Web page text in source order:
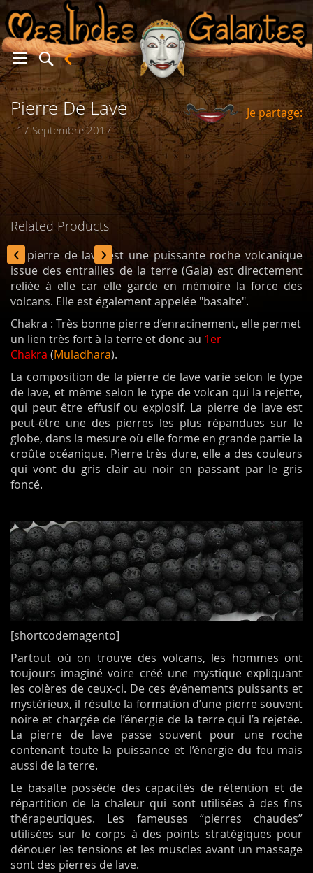
Pierre De Lave
- 17 Septembre 2017 -
Je partage:
Related Products
‹ ›
La pierre de lave est une puissante roche volcanique
issue des entrailles de la terre (Gaia) est directement
reliée à elle car elle garde en mémoire la force des
volcans. Elle est également appelée "basalte".
Chakra : Très bonne pierre d’enracinement, elle permet
un lien très fort à la terre et donc au 1er
Chakra (Muladhara).
La composition de la pierre de lave varie selon le type
de lave, et même selon le type de volcan qui la rejette,
qui peut être effusif ou explosif. La pierre de lave est
peut-être une des pierres les plus répandues sur le
globe, dans la mesure où elle forme en grande partie la
croûte océanique. Pierre très dure, elle a des couleurs
qui vont du gris clair au noir en passant par le gris
foncé.
[shortcodemagento]
Partout où on trouve des volcans, les hommes ont
toujours imaginé voire créé une mystique expliquant
les colères de ceux-ci. De ces événements puissants et
mystérieux, il résulte la formation d’une pierre souvent
noire et chargée de l’énergie de la terre qui l’a rejetée.
La pierre de lave passe souvent pour une roche
contenant toute la puissance et l’énergie du feu mais
aussi de la terre.
Le basalte possède des capacités de rétention et de
répartition de la chaleur qui sont utilisées à des fins
thérapeutiques. Les fameuses “pierres chaudes”
utilisées sur le corps à des points stratégiques pour
dénouer les tensions et les muscles avant un massage
sont des pierres de lave.